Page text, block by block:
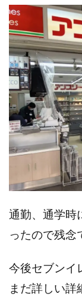
通勤、通学時
ったので残念
今後セブンイ
まだ詳しい詳